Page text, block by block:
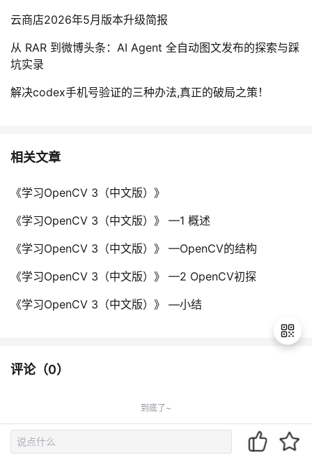
我
的
课
我
的
证
我
实
验
的
收
藏
的
技
持
我
的
建
云商店2026年5月版本升级简报
从 RAR 到微博头条：AI Agent 全自动图文发布的探索与踩
坑实录
解决codex手机号验证的三种办法,真正的破局之策！
相关文章
《学习OpenCV 3（中文版）》
《学习OpenCV 3（中文版）》 —1 概述
《学习OpenCV 3（中文版）》 —OpenCV的结构
《学习OpenCV 3（中文版）》 —2 OpenCV初探
《学习OpenCV 3（中文版）》 —小结
评论（0）
到底了~